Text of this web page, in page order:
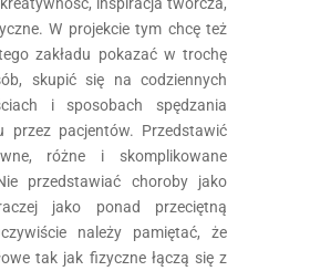
inspiracja twórcza,
W projekcie tym chcę też
zakładu pokazać w trochę
skupić się na codziennych
i sposobach spędzania
przez pacjentów. Przedstawić
różne i skomplikowane
przedstawiać choroby jako
jako ponad przeciętną
należy pamiętać, że
tak jak fizyczne łączą się z